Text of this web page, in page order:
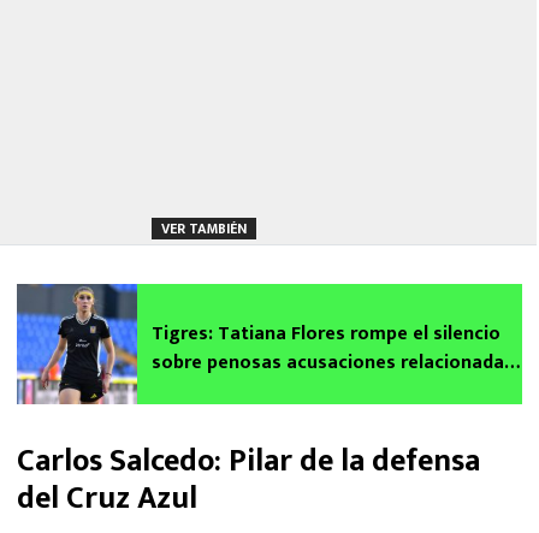
VER TAMBIÉN
Tigres: Tatiana Flores rompe el silencio
sobre penosas acusaciones relacionadas
Carlos Salcedo: Pilar de la defensa
del Cruz Azul